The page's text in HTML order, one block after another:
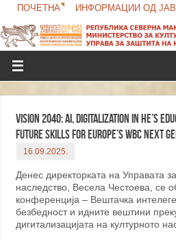
ПОЧЕТНА ИНФОРМАЦИИ ОД
Vision 2040: AI, Digitalization in HE’s
Future Skills for Europe’s WBC Next
16.09.2025.
Денес директорката на Управата
наследство, Весела Честоева, се
конференција – Вештачка
безбедност и идните вештини
дигитализацијата на културното